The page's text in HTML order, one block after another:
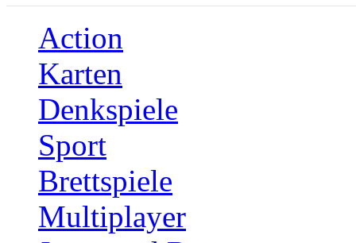
Action
Karten
Denkspiele
Sport
Brettspiele
Multiplayer